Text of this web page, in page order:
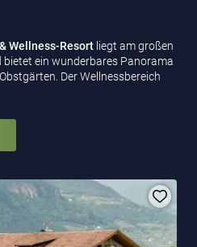
Wellness-Resort liegt am großen
bietet ein wunderbares Panorama
Der Wellnessbereich